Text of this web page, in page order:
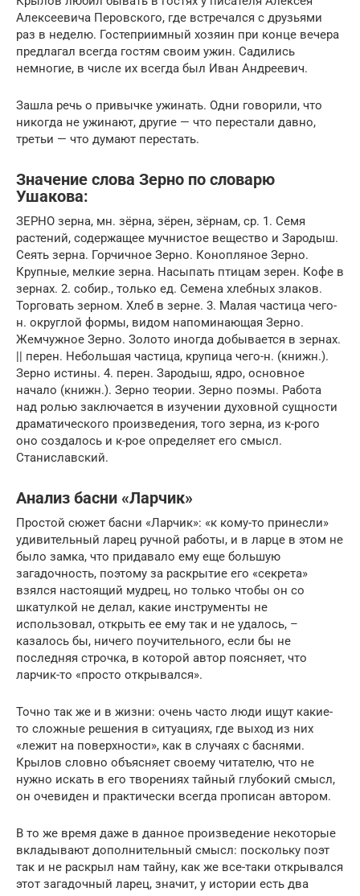
Алексеевича Перовского, где встречался с друзьями
раз в неделю. Гостеприимный хозяин при конце вечера
предлагал всегда гостям своим ужин. Садились
немногие, в числе их всегда был Иван Андреевич.
Зашла речь о привычке ужинать. Одни говорили, что
никогда не ужинают, другие — что перестали давно,
третьи — что думают перестать.
Значение слова Зерно по словарю
Ушакова:
ЗЕРНО зерна, мн. зёрна, зёрен, зёрнам, ср. 1. Семя
растений, содержащее мучнистое вещество и Зародыш.
Сеять зерна. Горчичное Зерно. Конопляное Зерно.
Крупные, мелкие зерна. Насыпать птицам зерен. Кофе в
зернах. 2. собир., только ед. Семена хлебных злаков.
Торговать зерном. Хлеб в зерне. 3. Малая частица чего-
н. округлой формы, видом напоминающая Зерно.
Жемчужное Зерно. Золото иногда добывается в зернах.
|| перен. Небольшая частица, крупица чего-н. (книжн.).
Зерно истины. 4. перен. Зародыш, ядро, основное
начало (книжн.). Зерно теории. Зерно поэмы. Работа
над ролью заключается в изучении духовной сущности
драматического произведения, того зерна, из к-рого
оно создалось и к-рое определяет его смысл.
Станиславский.
Анализ басни «Ларчик»
Простой сюжет басни «Ларчик»: «к кому-то принесли»
удивительный ларец ручной работы, и в ларце в этом не
было замка, что придавало ему еще большую
загадочность, поэтому за раскрытие его «секрета»
взялся настоящий мудрец, но только чтобы он со
шкатулкой не делал, какие инструменты не
использовал, открыть ее ему так и не удалось, –
казалось бы, ничего поучительного, если бы не
последняя строчка, в которой автор поясняет, что
ларчик-то «просто открывался».
Точно так же и в жизни: очень часто люди ищут какие-
то сложные решения в ситуациях, где выход из них
«лежит на поверхности», как в случаях с баснями.
Крылов словно объясняет своему читателю, что не
нужно искать в его творениях тайный глубокий смысл,
он очевиден и практически всегда прописан автором.
В то же время даже в данное произведение некоторые
вкладывают дополнительный смысл: поскольку поэт
так и не раскрыл нам тайну, как же все-таки открывался
этот загадочный ларец, значит, у истории есть два